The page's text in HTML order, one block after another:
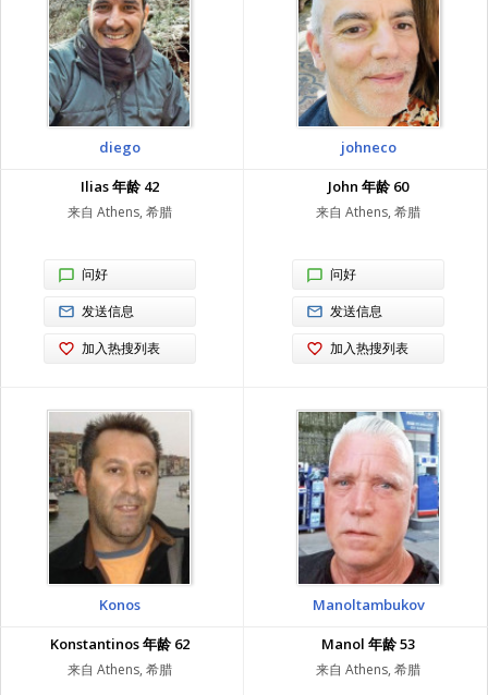
diego
Ilias 年龄 42
来自 Athens, 希腊
问好
发送信息
加入热搜列表
johneco
John 年龄 60
来自 Athens, 希腊
问好
发送信息
加入热搜列表
Konos
Konstantinos 年龄 62
来自 Athens, 希腊
Manoltambukov
Manol 年龄 53
来自 Athens, 希腊